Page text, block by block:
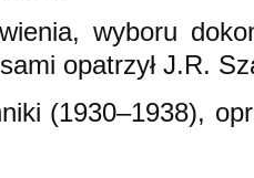
wyboru
opatrzył J.R.
(1930–1938),